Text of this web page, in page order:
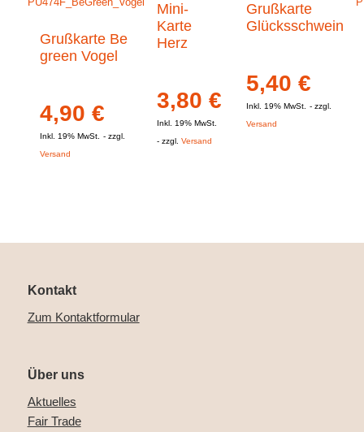
Grußkarte Be
green Vogel
4,90 €
Inkl. 19% MwSt.
zzgl.
Versand
Mini-
Karte
Herz
3,80 €
Inkl. 19% MwSt.
zzgl. Versand
Grußkarte
Glücksschwein
5,40 €
Inkl. 19% MwSt.
zzgl.
Versand
Kontakt
Zum Kontaktformular
Über uns
Aktuelles
Fair Trade